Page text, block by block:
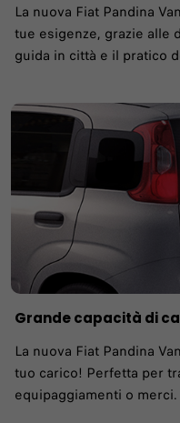
La nuova Fiat Pandina
tue esigenze, grazie alle
guida in città e il pratico
Grande capacità di
La nuova Fiat Pandina
tuo carico! Perfetta per
equipaggiamenti o merci.